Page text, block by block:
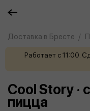
Доставка в Бресте
Работает с 11:00.
Cool Story ·
пицца